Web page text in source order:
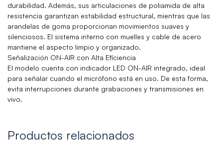
durabilidad. Además, sus articulaciones de poliamida de alta
resistencia garantizan estabilidad estructural, mientras que las
arandelas de goma proporcionan movimientos suaves y
silenciosos. El sistema interno con muelles y cable de acero
mantiene el aspecto limpio y organizado.
Señalización ON-AIR con Alta Eficiencia
El modelo cuenta con indicador LED ON-AIR integrado, ideal
para señalar cuando el micrófono está en uso. De esta forma,
evita interrupciones durante grabaciones y transmisiones en
vivo.
Productos relacionados